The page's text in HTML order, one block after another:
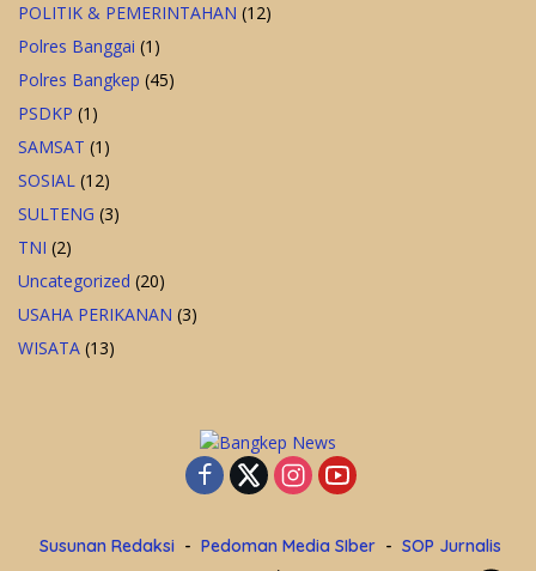
POLITIK & PEMERINTAHAN (12)
Polres Banggai (1)
Polres Bangkep (45)
PSDKP (1)
SAMSAT (1)
SOSIAL (12)
SULTENG (3)
TNI (2)
Uncategorized (20)
USAHA PERIKANAN (3)
WISATA (13)
Susunan Redaksi Pedoman Media SIber
SOP Jurnalis